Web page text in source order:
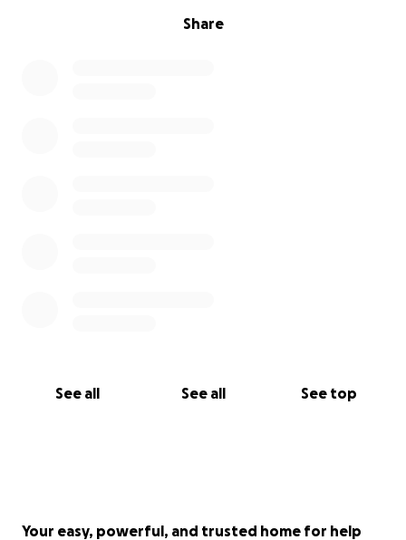
Share
See all See all See top
Your easy, powerful, and trusted home for help